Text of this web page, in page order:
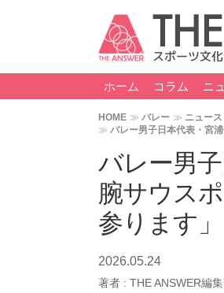
ホーム コラム ニ
HOME バレー
ニュース
バレー男子日本代表・宮
バレー男
腕サウス
参ります
2026.05.24
著者 : THE ANSWER編